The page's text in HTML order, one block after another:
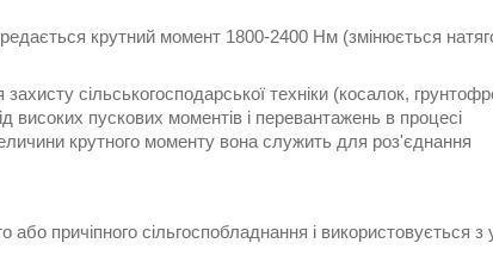
крутний момент 1800-2400 Нм (змінюється
сільськогосподарської техніки (косалок,
високих пускових моментів і перевантажень в процесі
крутного моменту вона служить для роз'єднання
причіпного сільгоспобладнання і використовується з